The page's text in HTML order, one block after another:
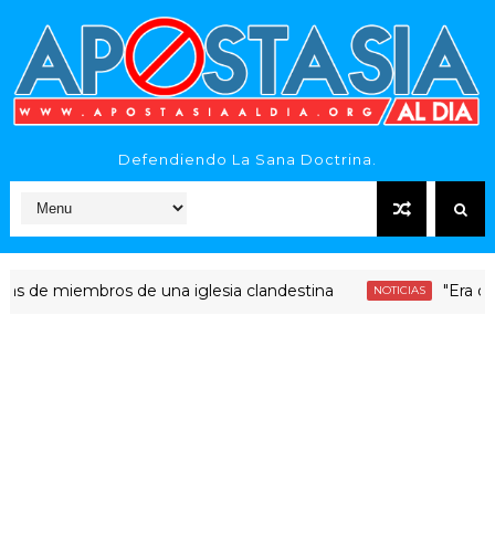
Defendiendo La Sana Doctrina.
de una iglesia clandestina NOTICIAS "Era dinero